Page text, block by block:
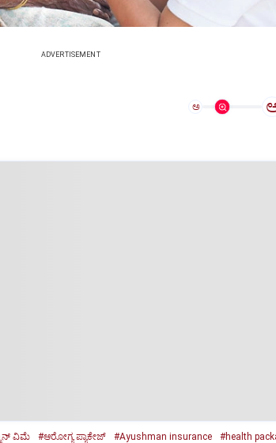
ADVERTISEMENT
ಅ
ವಿಮೆ #ಆರೋಗ್ಯ ಪ್ಯಾಕೇಜ್‌ #Ayushman insurance #health